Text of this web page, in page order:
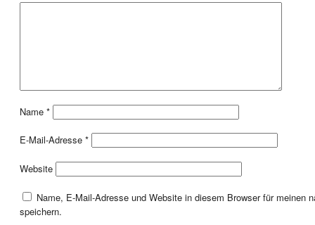
Name *
E-Mail-Adresse *
Website
Name, E-Mail-Adresse und Website in diesem Browser für meinen
speichern.